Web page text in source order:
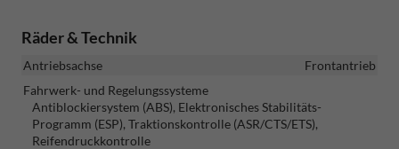
Räder & Technik
Antriebsachse
Frontantrieb
Fahrwerk- und Regelungssysteme
Antiblockiersystem (ABS), Elektronisches Stabilitäts-
Programm (ESP), Traktionskontrolle (ASR/CTS/ETS),
Reifendruckkontrolle